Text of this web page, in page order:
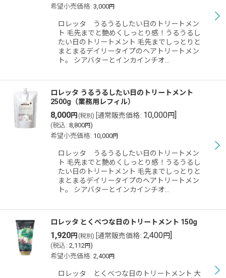
希望小売価格: 3,000円
ロレッタ うるうるしたい日のトリートメン
ト 毛先までと艶めくしっとり感！うるうるし
たい日のトリートメント 毛先までしっとりと
まとまるデイリータイプのヘアトリートメン
ト。 シアバターとインカインチオ…
ロレッタ うるうるしたい日のトリートメント
2500g（業務用レフィル）
8,000円 (税別) 通常販売価格: 10,000円]
(税込 : 8,800円)
希望小売価格: 10,000円
ロレッタ うるうるしたい日のトリートメン
ト 毛先までと艶めくしっとり感！うるうるし
たい日のトリートメント 毛先までしっとりと
まとまるデイリータイプのヘアトリートメン
ト。 シアバターとインカインチオ…
ロレッタ とくべつな日のトリートメント 150g
1,920円 (税別) 通常販売価格: 2,400円]
(税込 : 2,112円)
希望小売価格: 2,400円
ロレッタ とくべつな日のトリートメント 大